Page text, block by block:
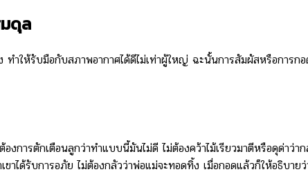
ดุล
ำให้รับมือกับสภาพอากาศได้ดีไม่เท่าผู้ใหญ่ ฉะนั้นการสัมผัสหรือกา
งการตักเตือนลูกว่าทำแบบนี้มันไม่ดี ไม่ต้องคว้าไม้เรียวมาตีหรือดุด่า
าได้รับการอภัย ไม่ต้องกลัวว่าพ่อแม่จะทอดทิ้ง เมื่อกอดแล้วก็ให้อธิบาย